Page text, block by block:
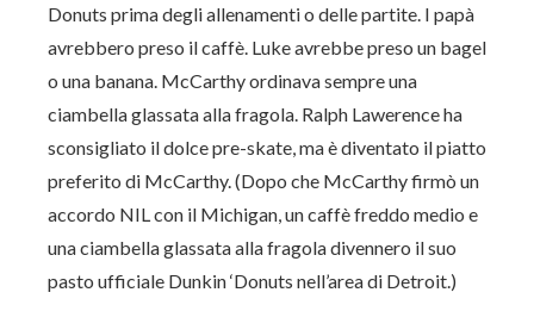
Donuts prima degli allenamenti o delle partite. I papà
avrebbero preso il caffè. Luke avrebbe preso un bagel
o una banana. McCarthy ordinava sempre una
ciambella glassata alla fragola. Ralph Lawerence ha
sconsigliato il dolce pre-skate, ma è diventato il piatto
preferito di McCarthy. (Dopo che McCarthy firmò un
accordo NIL con il Michigan, un caffè freddo medio e
una ciambella glassata alla fragola divennero il suo
pasto ufficiale Dunkin ‘Donuts nell’area di Detroit.)